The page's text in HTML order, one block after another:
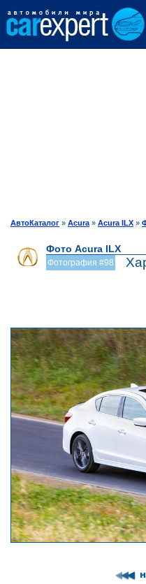
АвтоКаталог » Acura » Acura ILX »
Фото Acura ILX
Фотография #98